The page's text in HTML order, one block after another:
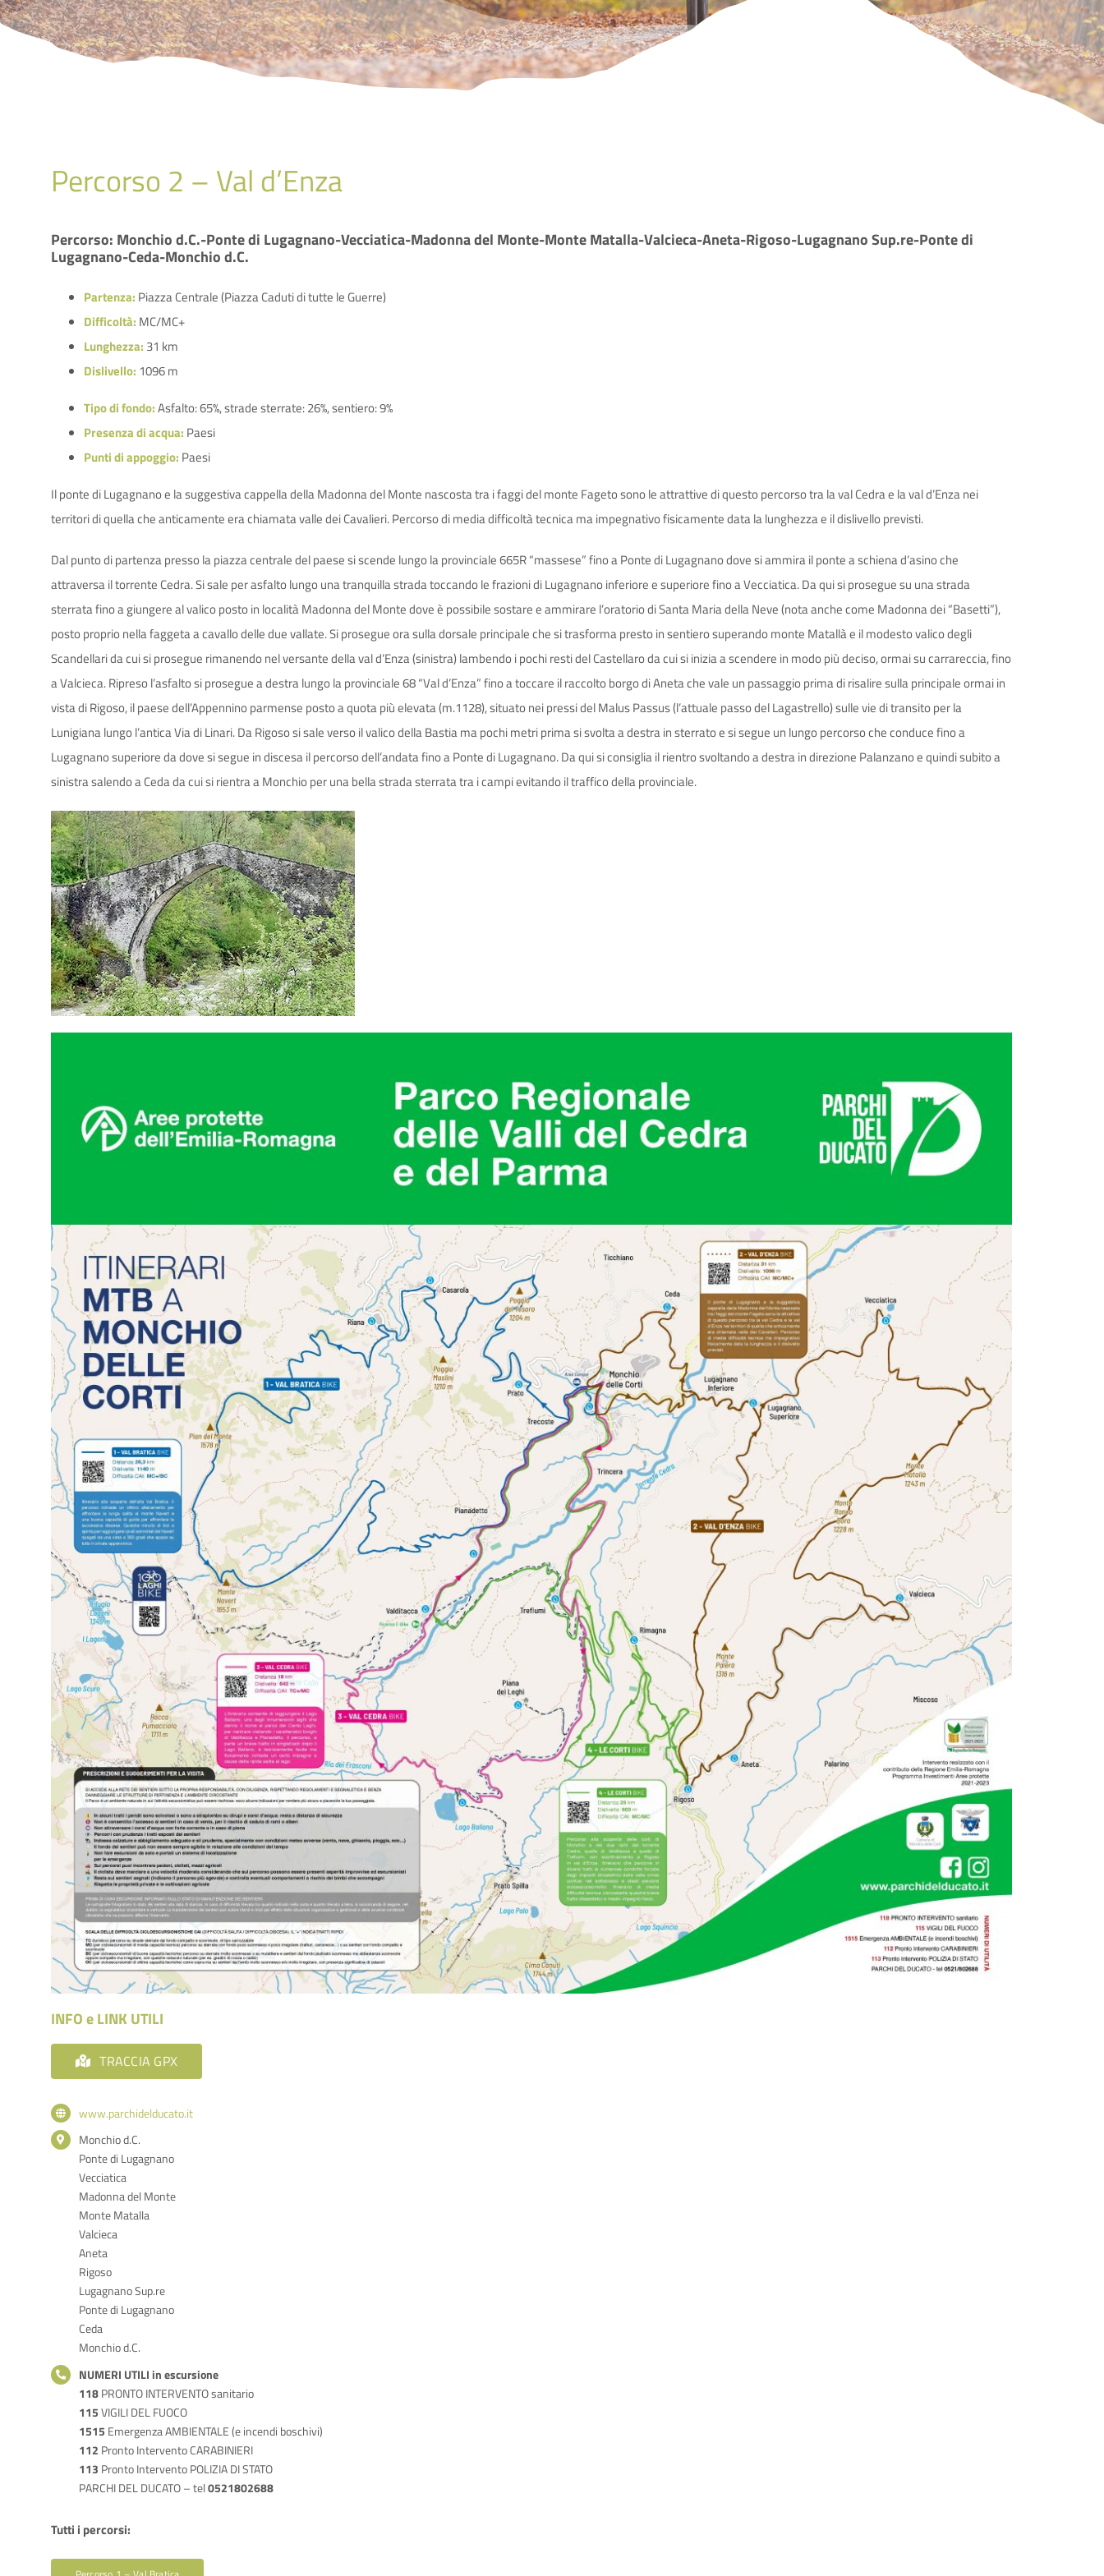
SITO ISTITUZIONALE
Percorso 2 – Val d’Enza
Percorso: Monchio d.C.-Ponte di Lugagnano-Vecciatica-Madonna del Monte-Monte Matalla-Valcieca-Aneta-Rigoso-Lugagnano Sup.re-Ponte di
Lugagnano-Ceda-Monchio d.C.
Partenza: Piazza Centrale (Piazza Caduti di tutte le Guerre)
Difficoltà: MC/MC+
Lunghezza: 31 km
Dislivello: 1096 m
Tipo di fondo:Asfalto: 65%, strade sterrate: 26%, sentiero: 9%
Presenza di acqua: Paesi
Punti di appoggio: Paesi
Il ponte di Lugagnano e la suggestiva cappella della Madonna del Monte nascosta tra i faggi del monte Fageto sono le attrattive di questo percorso tra la val Cedra e la val d’Enza nei
territori di quella che anticamente era chiamata valle dei Cavalieri. Percorso di media difficoltà tecnica ma impegnativo fisicamente data la lunghezza e il dislivello previsti.
Dal punto di partenza presso la piazza centrale del paese si scende lungo la provinciale 665R “massese” fino a Ponte di Lugagnano dove si ammira il ponte a schiena d’asino che
attraversa il torrente Cedra. Si sale per asfalto lungo una tranquilla strada toccando le frazioni di Lugagnano inferiore e superiore fino a Vecciatica. Da qui si prosegue su una strada
sterrata fino a giungere al valico posto in località Madonna del Monte dove è possibile sostare e ammirare l’oratorio di Santa Maria della Neve (nota anche come Madonna dei “Basetti”),
posto proprio nella faggeta a cavallo delle due vallate. Si prosegue ora sulla dorsale principale che si trasforma presto in sentiero superando monte Matallà e il modesto valico degli
Scandellari da cui si prosegue rimanendo nel versante della val d’Enza (sinistra) lambendo i pochi resti del Castellaro da cui si inizia a scendere in modo più deciso, ormai su carrareccia, fino
a Valcieca. Ripreso l’asfalto si prosegue a destra lungo la provinciale 68 “Val d’Enza” fino a toccare il raccolto borgo di Aneta che vale un passaggio prima di risalire sulla principale ormai in
vista di Rigoso, il paese dell’Appennino parmense posto a quota più elevata (m.1128), situato nei pressi del Malus Passus (l’attuale passo del Lagastrello) sulle vie di transito per la
Lunigiana lungo l’antica Via di Linari. Da Rigoso si sale verso il valico della Bastia ma pochi metri prima si svolta a destra in sterrato e si segue un lungo percorso che conduce fino a
Lugagnano superiore da dove si segue in discesa il percorso dell’andata fino a Ponte di Lugagnano. Da qui si consiglia il rientro svoltando a destra in direzione Palanzano e quindi subito a
sinistra salendo a Ceda da cui si rientra a Monchio per una bella strada sterrata tra i campi evitando il traffico della provinciale.
INFO e LINK UTILI
TRACCIA GPX
www.parchidelducato.it
Monchio d.C.
Ponte di Lugagnano
Vecciatica
Madonna del Monte
Monte Matalla
Valcieca
Aneta
Rigoso
Lugagnano Sup.re
Ponte di Lugagnano
Ceda
Monchio d.C.
NUMERI UTILI in escursione
118PRONTO INTERVENTO sanitario
115VIGILI DEL FUOCO
1515 Emergenza AMBIENTALE (e incendi boschivi)
112 Pronto Intervento CARABINIERI
113 Pronto Intervento POLIZIA DI STATO
PARCHI DEL DUCATO – tel0521802688
Tutti i percorsi: